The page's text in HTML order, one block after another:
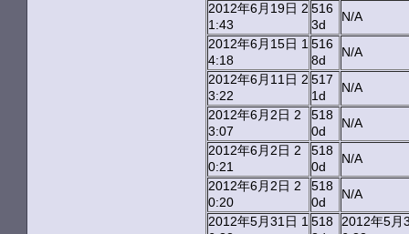
2012年6月19日 2
1:43
516
3d
N/A
2012年6月15日 1
4:18
516
8d
N/A
2012年6月11日 2
3:22
517
1d
N/A
2012年6月2日 2
3:07
518
0d
N/A
2012年6月2日 2
0:21
518
0d
N/A
2012年6月2日 2
0:20
518
0d
N/A
2012年5月31日 1 518
2012年5月